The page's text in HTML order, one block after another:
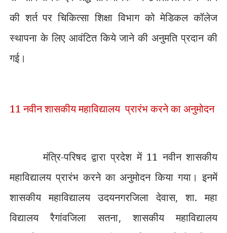
की शर्त पर चिकित्सा शिक्षा विभाग को मेडिकल कॉलेज
स्थापना के लिए आवंटित किये जाने की अनुमति प्रदान की
गई।
11 नवीन शासकीय महाविद्यालय प्रारंभ करने का अनुमोदन
मंत्रि-परिषद द्वारा प्रदेश में 11 नवीन शासकीय
महाविद्यालय प्रारंभ करने का अनुमोदन किया गया। इनमें
शासकीय महाविद्यालय उदयनगरजिला देवास,शा. महा
विद्यालय रैगांवजिला सतना,शासकीय महाविद्यालय